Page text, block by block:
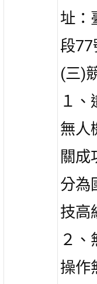
址：
段77
(三)
１
無人
關成
分為
技高
２
操作